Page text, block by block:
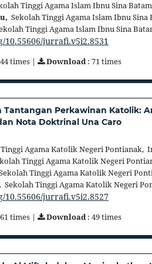
Tinggi Agama Islam Ibnu Sina
Sekolah Tinggi Agama Islam Ibnu
Tinggi Agama Islam Ibnu Sina
10.55606/jurrafi.v5i2.8531
times | Download: 71 times
Tantangan Perkawinan Katolik:
Nota Doktrinal Una Caro
Agama Katolik Negeri Pontianak,
Tinggi Agama Katolik Negeri
Tinggi Agama Katolik Negeri
Sekolah Tinggi Agama Katolik Negeri
10.55606/jurrafi.v5i2.8527
times | Download: 49 times